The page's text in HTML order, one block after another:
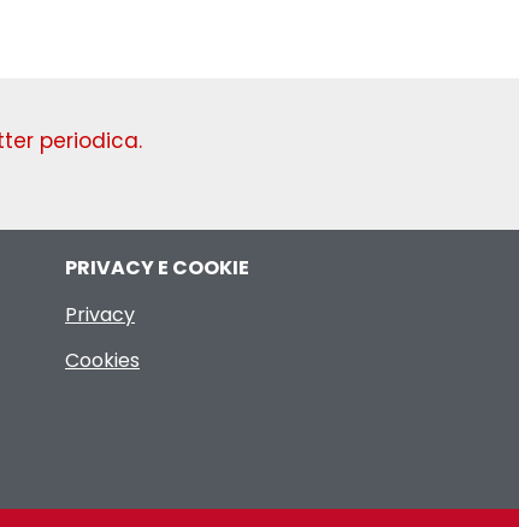
periodica.
PRIVACY E COOKIE
Privacy
Cookies